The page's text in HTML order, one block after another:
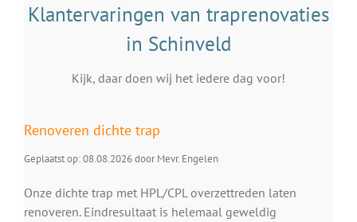
Klantervaringen van traprenovaties
in Schinveld
Kijk, daar doen wij het iedere dag voor!
Renoveren dichte trap
Geplaatst op: 08.08.2026 door Mevr. Engelen
Onze dichte trap met HPL/CPL overzettreden laten
renoveren. Eindresultaat is helemaal geweldig